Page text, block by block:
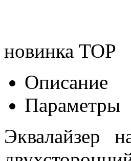
новинка TOP
Описание
Параметры
Эквалайзер